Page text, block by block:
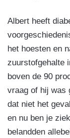
Albert heeft
het hoesten en
zuurstofgehalte
boven de 90
vraag of hij was
dat niet het
en nu ben je
belandden